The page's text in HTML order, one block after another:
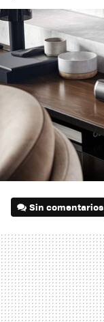
Sin comentarios